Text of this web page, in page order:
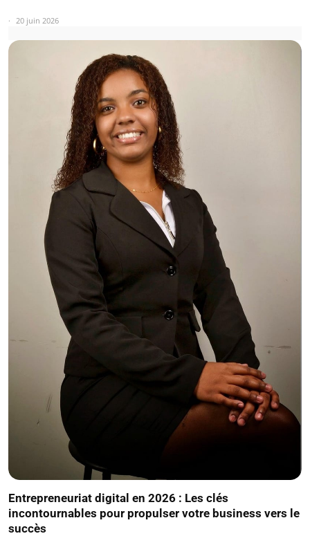
20 juin 2026
Entrepreneuriat digital en 2026 : Les clés
incontournables pour propulser votre business vers le
succès